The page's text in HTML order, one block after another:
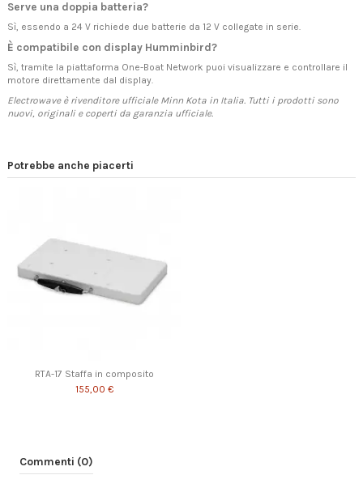
Serve una doppia batteria?
Sì, essendo a 24 V richiede due batterie da 12 V collegate in serie.
È compatibile con display Humminbird?
Sì, tramite la piattaforma One-Boat Network puoi visualizzare e controllare il
motore direttamente dal display.
Electrowave è rivenditore ufficiale Minn Kota in Italia. Tutti i prodotti sono
nuovi, originali e coperti da garanzia ufficiale.
Potrebbe anche piacerti
RTA-17 Staffa in composito
155,00 €
Commenti (0)